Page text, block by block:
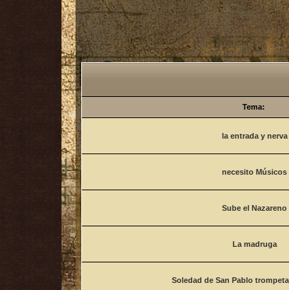
Tema:
la entrada y nerva
necesito Músicos
Sube el Nazareno
La madruga
Soledad de San Pablo